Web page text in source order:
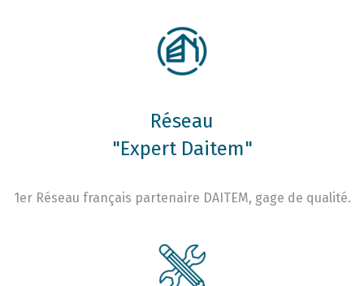
Réseau
"Expert Daitem"
1er Réseau français partenaire DAITEM, gage de qualité.